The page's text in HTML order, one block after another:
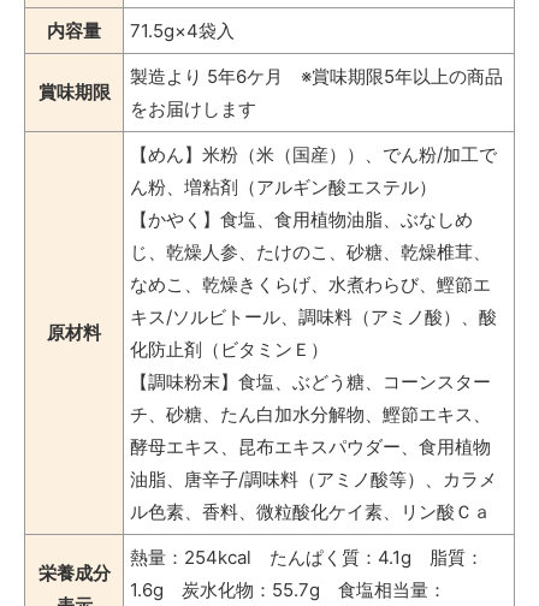
内容量
71.5g×4袋入
賞味期限
製造より 5年6ケ月 ※賞味期限5年以上の商品
をお届けします
原材料
【めん】米粉（米（国産））、でん粉/加工で
ん粉、増粘剤（アルギン酸エステル）
【かやく】食塩、食用植物油脂、ぶなしめ
じ、乾燥人参、たけのこ、砂糖、乾燥椎茸、
なめこ、乾燥きくらげ、水煮わらび、鰹節エ
キス/ソルビトール、調味料（アミノ酸）、酸
化防止剤（ビタミンＥ）
【調味粉末】食塩、ぶどう糖、コーンスター
チ、砂糖、たん白加水分解物、鰹節エキス、
酵母エキス、昆布エキスパウダー、食用植物
油脂、唐辛子/調味料（アミノ酸等）、カラメ
ル色素、香料、微粒酸化ケイ素、リン酸Ｃａ
栄養成分
熱量：254kcal たんぱく質：4.1g 脂質：
1.6g 炭水化物：55.7g 食塩相当量：